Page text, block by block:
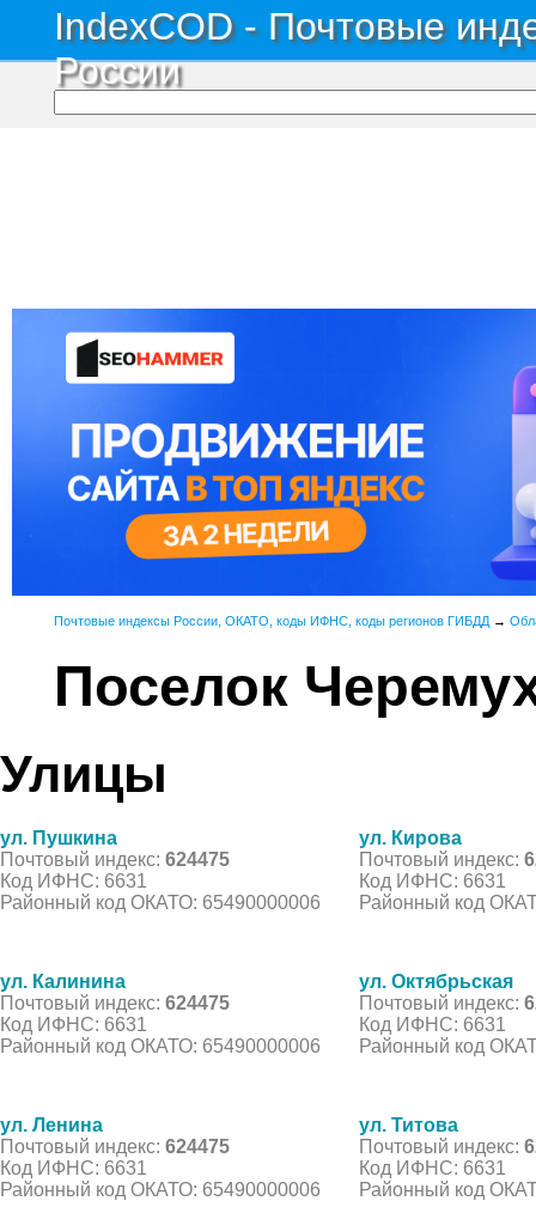
IndexCOD - Почтовые
России
Почтовые индексы России, ОКАТО, коды ИФНС, коды регионов ГИБДД →
Поселок
Улицы
ул. Пушкина
Почтовый индекс: 624475
Код ИФНС: 6631
Районный код ОКАТО: 65490000006
ул. Кирова
Почтовый индекс:
Код ИФНС: 6631
Районный код
ул. Калинина
Почтовый индекс: 624475
Код ИФНС: 6631
Районный код ОКАТО: 65490000006
ул. Октябрьская
Почтовый индекс:
Код ИФНС: 6631
Районный код
ул. Ленина
Почтовый индекс: 624475
Код ИФНС: 6631
Районный код ОКАТО: 65490000006
ул. Титова
Почтовый индекс:
Код ИФНС: 6631
Районный код